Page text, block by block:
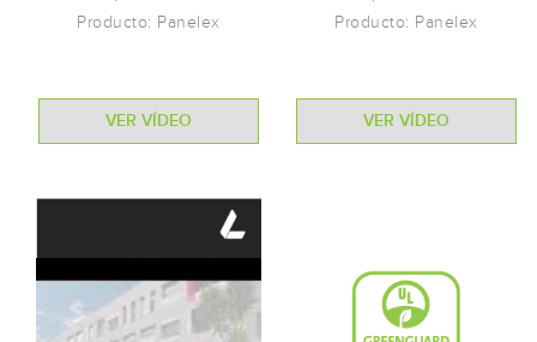
Producto: Panelex
VER VÍDEO
Producto: Panelex
VER VÍDEO